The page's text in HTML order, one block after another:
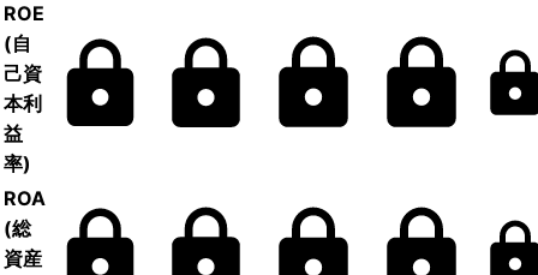
ROE
(自
己資
本利
益
率)
ROA
(総
資産